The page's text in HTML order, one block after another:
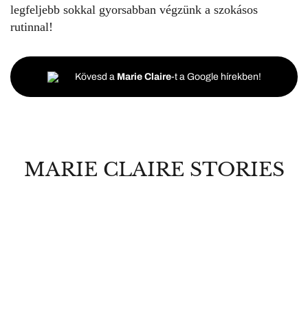
legfeljebb sokkal gyorsabban végzünk a szokásos
rutinnal!
Kövesd a Marie Claire-t a Google hírekben!
MARIE CLAIRE STORIES